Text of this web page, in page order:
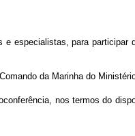
especialistas, para participar
da Marinha do
nos termos do